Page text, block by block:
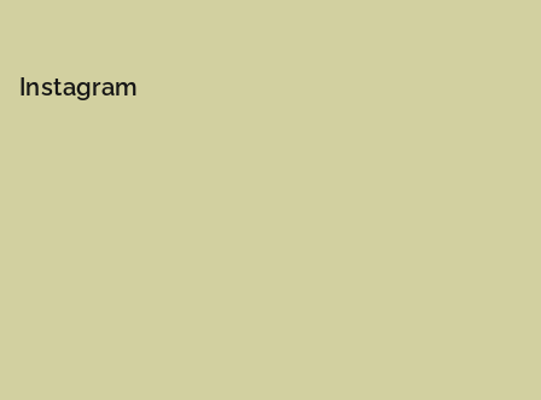
Instagram